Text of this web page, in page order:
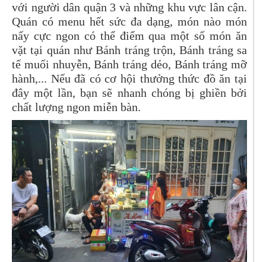
với người dân quận 3 và những khu vực lân cận.
Quán có menu hết sức đa dạng, món nào món
nấy cực ngon có thể điểm qua một số món ăn
vặt tại quán như Bánh tráng trộn, Bánh tráng sa
tế muối nhuyễn, Bánh tráng dẻo, Bánh tráng mỡ
hành,... Nếu đã có cơ hội thưởng thức đồ ăn tại
đây một lần, bạn sẽ nhanh chóng bị ghiền bởi
chất lượng ngon miễn bàn.